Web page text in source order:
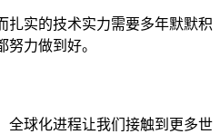
扎实的技术实力需要多年默默积
力做到好。
全球化进程让我们接触到更多世